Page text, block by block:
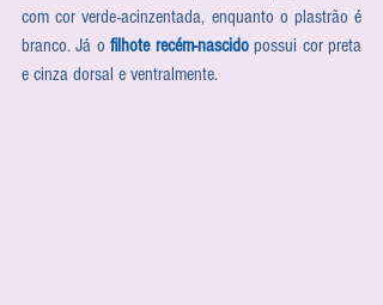
com cor verde-acinzentada, enquanto o plastrão é
branco. Já o filhote recém-nascido possui cor preta
e cinza dorsal e ventralmente.